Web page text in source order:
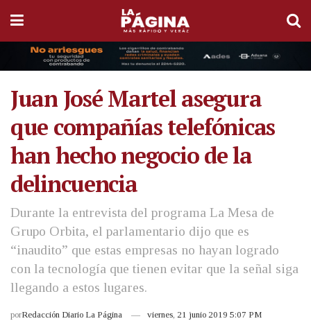
Juan José Martel asegura
que compañías telefónicas
han hecho negocio de la
delincuencia
Durante la entrevista del programa La Mesa de
Grupo Orbita, el parlamentario dijo que es
“inaudito” que estas empresas no hayan logrado
con la tecnología que tienen evitar que la señal siga
llegando a estos lugares.
porRedacción Diario La Página viernes, 21 junio 2019 5:07 PM